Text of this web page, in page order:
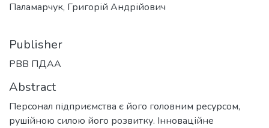
Паламарчук, Григорій Андрійович
Publisher
РВВ ПДАА
Abstract
Персонал підприємства є його головним ресурсом,
рушійною силою його розвитку. Інноваційне